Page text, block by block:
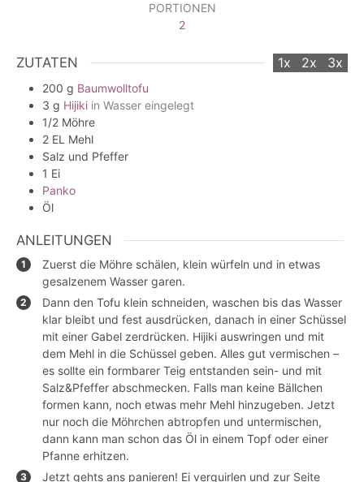
PORTIONEN
2
ZUTATEN 1x 2x 3x
200 g Baumwolltofu
3 g Hijiki in Wasser eingelegt
1/2 Möhre
2 EL Mehl
Salz und Pfeffer
1 Ei
Panko
Öl
ANLEITUNGEN
Zuerst die Möhre schälen, klein würfeln und in etwas
gesalzenem Wasser garen.
Dann den Tofu klein schneiden, waschen bis das Wasser
klar bleibt und fest ausdrücken, danach in einer Schüssel
mit einer Gabel zerdrücken. Hijiki auswringen und mit
dem Mehl in die Schüssel geben. Alles gut vermischen –
es sollte ein formbarer Teig entstanden sein- und mit
Salz&Pfeffer abschmecken. Falls man keine Bällchen
formen kann, noch etwas mehr Mehl hinzugeben. Jetzt
nur noch die Möhrchen abtropfen und untermischen,
dann kann man schon das Öl in einem Topf oder einer
Pfanne erhitzen.
Jetzt gehts ans panieren! Ei verquirlen und zur Seite